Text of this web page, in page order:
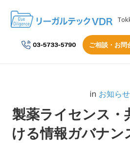
ご相談・お問
in お知らせ
製薬ライセンス・
ける情報ガバナン